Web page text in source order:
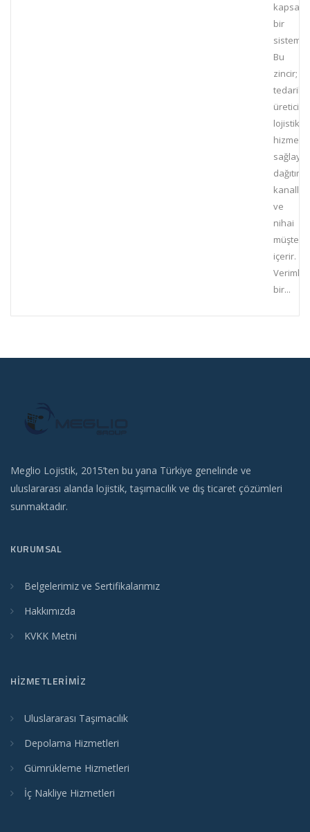
bir
Bu
zincir;
lojistik
hizmet
dağıtım
kanalları
ve
nihai
içerir.
Verimli
bir...
Meglio Lojistik, 2015’ten bu yana Türkiye genelinde ve
uluslararası alanda lojistik, taşımacılık ve dış ticaret çözümleri
sunmaktadır.
KURUMSAL
Belgelerimiz ve Sertifikalarımız
Hakkımızda
KVKK Metni
HİZMETLERİMİZ
Uluslararası Taşımacılık
Depolama Hizmetleri
Gümrükleme Hizmetleri
İç Nakliye Hizmetleri